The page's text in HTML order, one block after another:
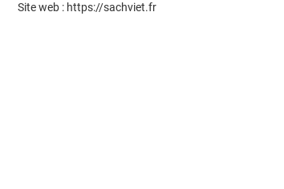
Site web : https://sachviet.fr